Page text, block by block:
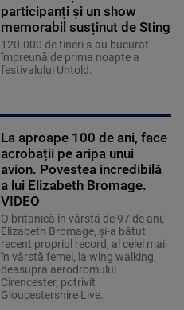
participanți și un show
memorabil susținut de Sting
120.000 de tineri s-au bucurat
împreună de prima noapte a
festivalului Untold.
La aproape 100 de ani, face
acrobații pe aripa unui
avion. Povestea incredibilă
a lui Elizabeth Bromage.
VIDEO
O britanică în vârstă de 97 de ani,
Elizabeth Bromage, şi-a bătut
recent propriul record, al celei mai
în vârstă femei, la wing walking,
deasupra aerodromului
Cirencester, potrivit
Gloucestershire Live.